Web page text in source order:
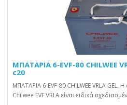
ΜΠΑΤΑΡΙΑ 6-EVF-80 CHILWEE
c20
ΜΠΑΤΑΡΙΑ 6-EVF-80 CHILWEE VRLA GEL.
Chilwee EVF VRLA είναι ειδικά